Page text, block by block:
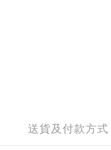
送貨及付款方式